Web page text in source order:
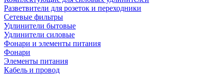
Разветвители для розеток и переходники
Сетевые фильтры
Удлинители бытовые
Удлинители силовые
Фонари и элементы питания
Фонари
Элементы питания
Кабель и провод